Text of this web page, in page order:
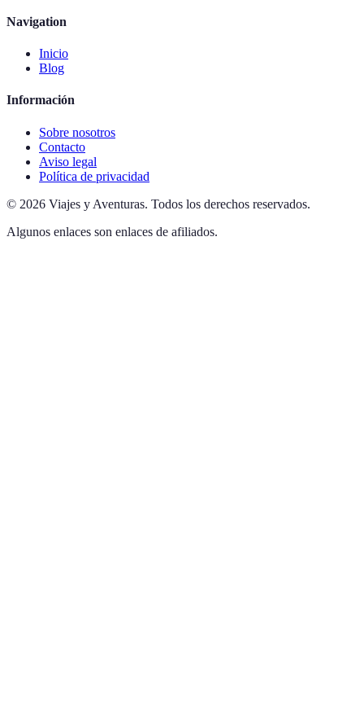
Navigation
Inicio
Blog
Información
Sobre nosotros
Contacto
Aviso legal
Política de privacidad
© 2026 Viajes y Aventuras. Todos los derechos reservados.
Algunos enlaces son enlaces de afiliados.